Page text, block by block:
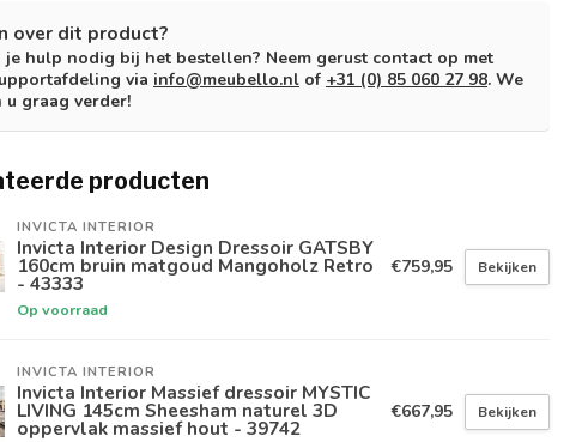
over dit product?
je hulp nodig bij het bestellen? Neem gerust contact op met
via info@meubello.nl of +31 (0) 85 060 27 98. We
u graag verder!
producten
INVICTA INTERIOR
Invicta Interior Design Dressoir GATSBY
160cm bruin matgoud Mangoholz Retro
- 43333
Op voorraad
€759,95 Bekijken
INVICTA INTERIOR
Invicta Interior Massief dressoir MYSTIC
LIVING 145cm Sheesham naturel 3D
oppervlak massief hout - 39742
€667,95 Bekijken